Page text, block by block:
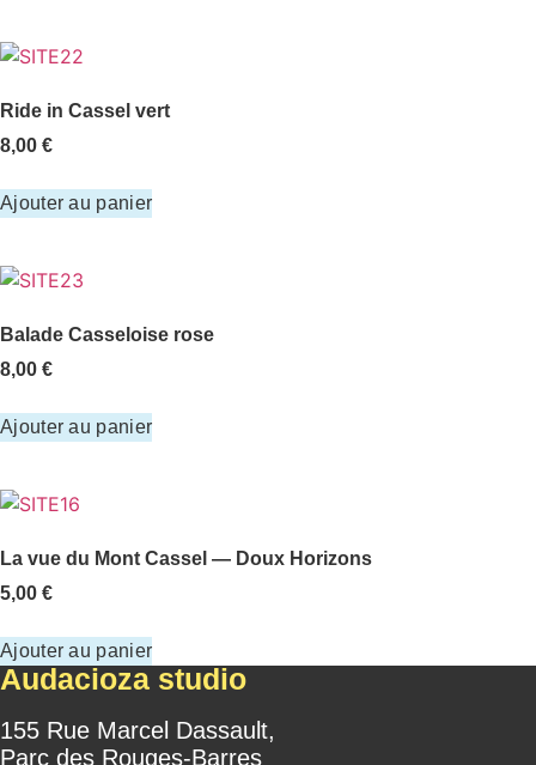
Ride in Cassel vert
8,00 €
Ajouter au panier
Balade Casseloise rose
8,00 €
Ajouter au panier
La vue du Mont Cassel — Doux Horizons
5,00 €
Ajouter au panier
Audacioza studio
155 Rue Marcel Dassault,
Parc des Rouges-Barres